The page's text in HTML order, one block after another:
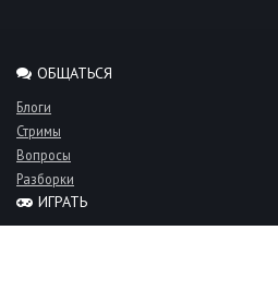
ОБЩАТЬСЯ
Блоги
Стримы
Вопросы
Разборки
ИГРАТЬ